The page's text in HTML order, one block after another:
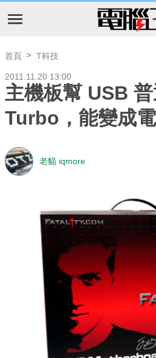
首頁 T科技
2011.11.20 13:00
主機板幫 USB
Turbo，能變成
老貓 iqmore